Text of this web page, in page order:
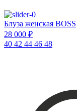
Блуза женская BOSS
28 000 ₽
40 42 44 46 48